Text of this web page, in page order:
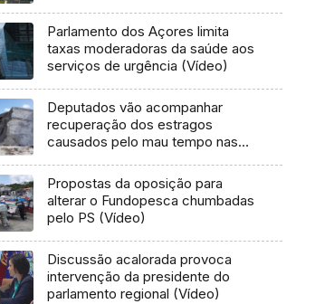
Parlamento dos Açores limita
taxas moderadoras da saúde aos
serviços de urgência (Vídeo)
Deputados vão acompanhar
recuperação dos estragos
causados pelo mau tempo nas
Propostas da oposição para
alterar o Fundopesca chumbadas
pelo PS (Vídeo)
Discussão acalorada provoca
intervenção da presidente do
parlamento regional (Vídeo)